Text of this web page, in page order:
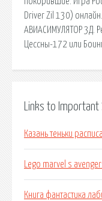
Driver Zil 130)
АВИАСИМУЛЯТОР 3Д.
Цессны-172 или
Links to
Казань теньки
Lego marvel s
Книга фантастика